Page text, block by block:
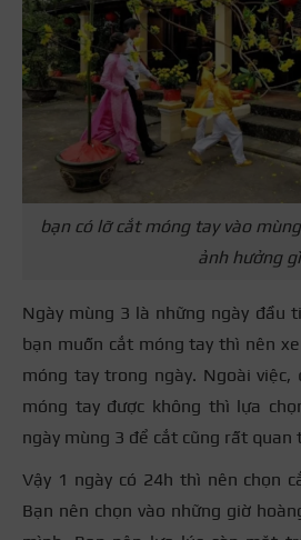
bạn có lỡ cắt móng tay vào
ảnh hưởng gì
Ngày mùng 3 là những ngày đầu
bạn muốn cắt móng tay thì nên
móng tay trong ngày. Ngoài
móng tay được không thì lựa
ngày mùng 3 để cắt cũng rất quan
Vậy 1 ngày có 24h thì nên chọn
Bạn nên chọn vào những giờ